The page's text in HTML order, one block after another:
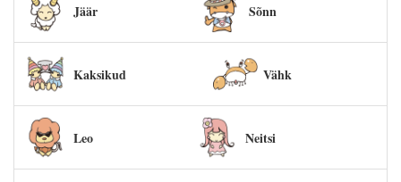
Jäär Sõnn
Kaksikud Vähk
Leo Neitsi